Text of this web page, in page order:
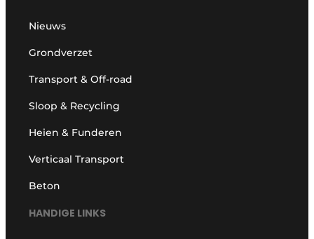
Nieuws
Grondverzet
Transport & Off-road
Sloop & Recycling
Heien & Funderen
Verticaal Transport
Beton
HANDIGE LINKS